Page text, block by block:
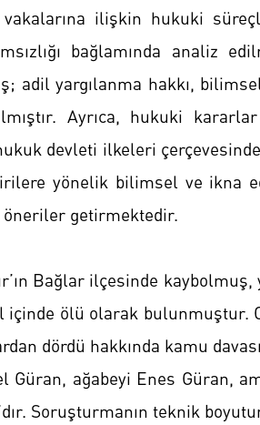
ilişkin hukuki
bağlamında analiz
yargılanma hakkı,
Ayrıca, hukuki
devleti ilkeleri
yönelik bilimsel ve ikna
getirmektedir.
Bağlar ilçesinde kaybolmuş,
ölü olarak bulunmuştur.
dördü hakkında kamu
ağabeyi Enes Güran,
Soruşturmanın teknik